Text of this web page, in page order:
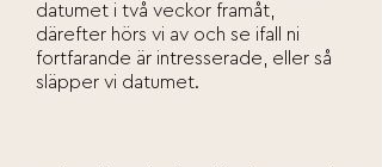
datumet i två veckor framåt,
därefter hörs vi av och se ifall ni
fortfarande är intresserade, eller så
släpper vi datumet.